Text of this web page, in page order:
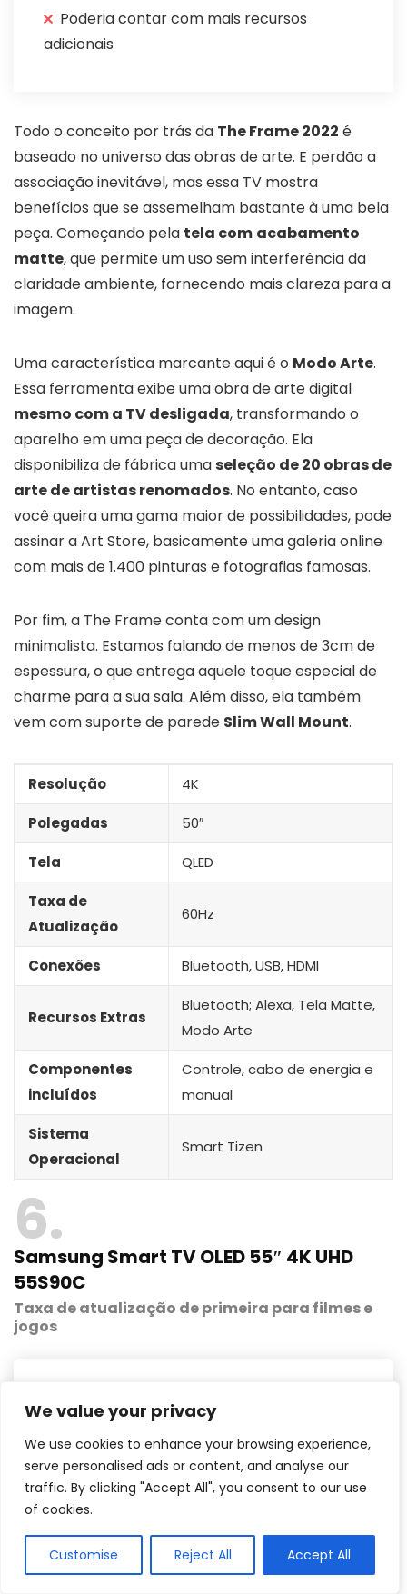
We value your privacy
We use cookies to enhance your browsing experience,
serve personalised ads or content, and analyse our
traffic. By clicking "Accept All", you consent to our use
of cookies.
Customise Reject All Accept All
Poderia contar com mais recursos
adicionais
Todo o conceito por trás da The Frame 2022 é
baseado no universo das obras de arte. E perdão a
associação inevitável, mas essa TV mostra
benefícios que se assemelham bastante à uma bela
peça. Começando pela tela com acabamento
matte, que permite um uso sem interferência da
claridade ambiente, fornecendo mais clareza para a
imagem.
Uma característica marcante aqui é o Modo Arte.
Essa ferramenta exibe uma obra de arte digital
mesmo com a TV desligada, transformando o
aparelho em uma peça de decoração. Ela
disponibiliza de fábrica umaseleção de 20 obras de
arte de artistas renomados. No entanto, caso
você queira uma gama maior de possibilidades, pode
assinar a Art Store, basicamente uma galeria online
com mais de 1.400 pinturas e fotografias famosas.
Por fim, a The Frame conta com um design
minimalista. Estamos falando de menos de 3cm de
espessura, o que entrega aquele toque especial de
charme para a sua sala. Além disso, ela também
vem com suporte de parede Slim Wall Mount.
Resolução 4K
Polegadas 50″
Tela QLED
Taxa de
Atualização
60Hz
Conexões Bluetooth, USB, HDMI
Recursos Extras
Bluetooth; Alexa, Tela Matte,
Modo Arte
Componentes
incluídos
Controle, cabo de energia e
manual
Sistema
Operacional
‎Smart Tizen
6
Samsung Smart TV OLED 55″ 4K UHD
55S90C
Taxa de atualização de primeira para filmes e
jogos